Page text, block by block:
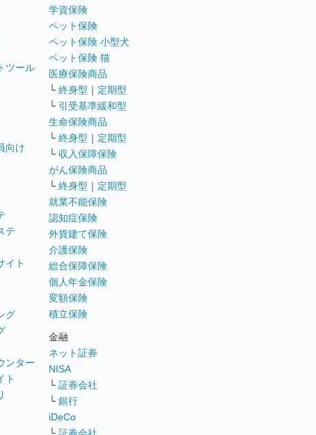
ツール
向け
テ
イト
グ
ンター
ト
学資保険
ペット保険
ペット保険 小型犬
ペット保険 猫
医療保険商品
└ 終身型 ｜ 定期型
└ 引受基準緩和型
生命保険商品
└ 終身型 ｜ 定期型
└ 収入保障保険
がん保険商品
└ 終身型 ｜ 定期型
就業不能保険
認知症保険
外貨建て保険
介護保険
総合保障保険
個人年金保険
変額保険
積立保険
金融
ネット証券
NISA
└ 証券会社
└ 銀行
iDeCo